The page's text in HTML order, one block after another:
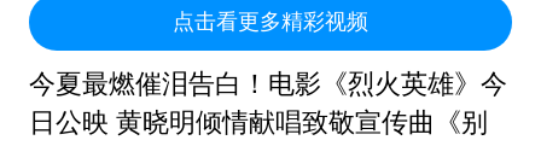
点击看更多精彩视频
今夏最燃催泪告白！电影《烈火英雄》今
日公映 黄晓明倾情献唱致敬宣传曲《别